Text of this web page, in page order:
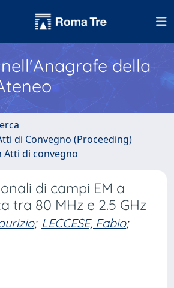
della
di Convegno (Proceeding)
Atti di convegno
di campi EM a
tra 80 MHz e 2.5 GHz
; LECCESE, Fabio;